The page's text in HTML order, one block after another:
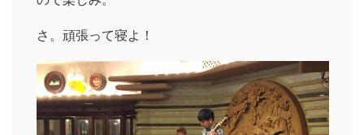
さ。頑張って寝よ！